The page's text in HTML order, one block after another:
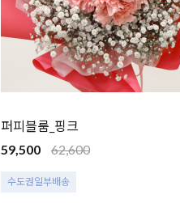
퍼피블룸_핑크
59,500
62,600
수도권일부배송